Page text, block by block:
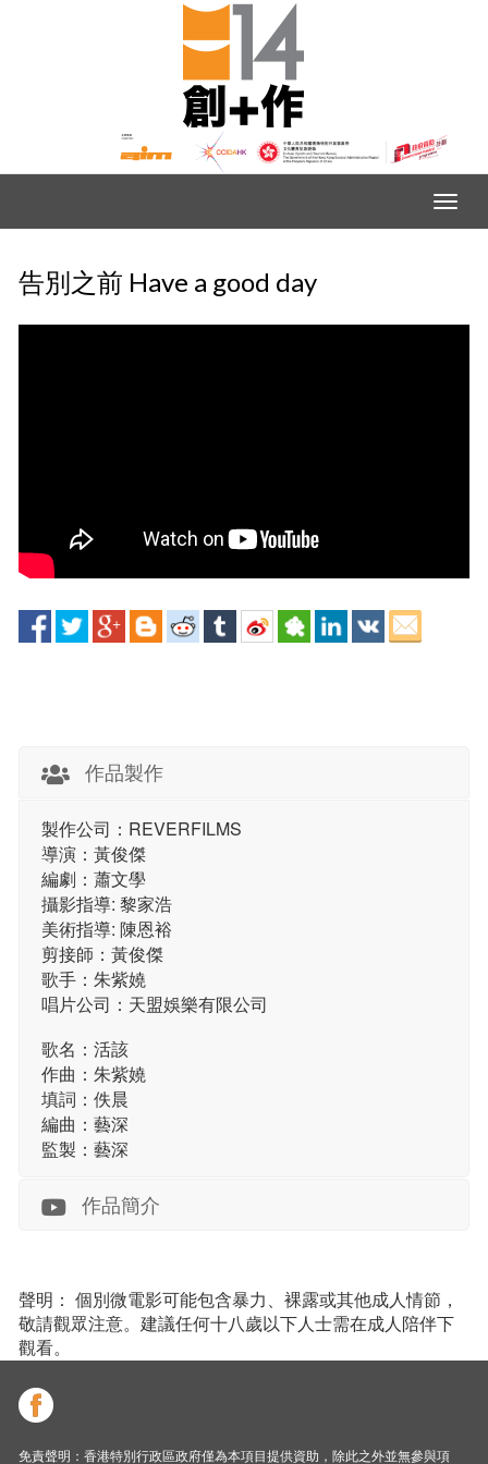
告別之前 Have a good day
作品製作
製作公司：REVERFILMS
導演：黃俊傑
編劇：蕭文學
攝影指導: 黎家浩
美術指導: 陳恩裕
剪接師：黃俊傑
歌手：朱紫嬈
唱片公司：天盟娛樂有限公司
歌名：活該
作曲：朱紫嬈
填詞：佚晨
編曲：藝深
監製：藝深
作品簡介
聲明： 個別微電影可能包含暴力、裸露或其他成人情節，
敬請觀眾注意。建議任何十八歲以下人士需在成人陪伴下
觀看。
免責聲明：香港特別行政區政府僅為本項目提供資助，除此之外並無參與項